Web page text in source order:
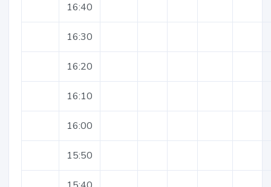
16:40
16:30
16:20
16:10
16:00
15:50